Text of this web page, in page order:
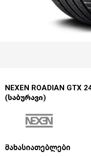
NEXEN ROADIAN GTX
(საბურავი)
მახასიათებლები